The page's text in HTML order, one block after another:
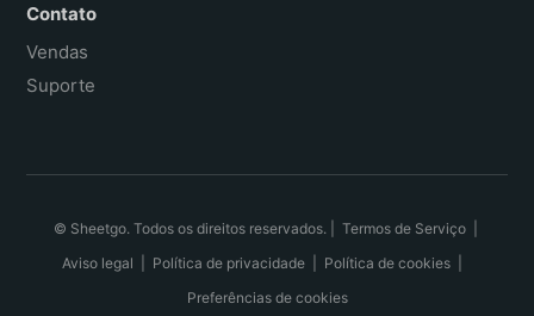
Contato
Vendas
Suporte
© Sheetgo. Todos os direitos reservados. | Termos de Serviço|
Aviso legal
Política de privacidade| Política de cookies|
Preferências de cookies